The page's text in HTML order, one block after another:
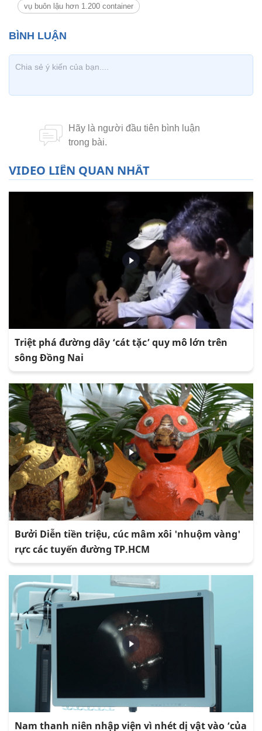
vụ buôn lậu hơn 1.200 container
VIDEO LIÊN QUAN NHẤT
Triệt phá đường dây ‘cát tặc’ quy mô lớn trên
sông Đồng Nai
Bưởi Diễn tiền triệu, cúc mâm xôi 'nhuộm vàng'
rực các tuyến đường TP.HCM
Nam thanh niên nhập viện vì nhét dị vật vào ‘của